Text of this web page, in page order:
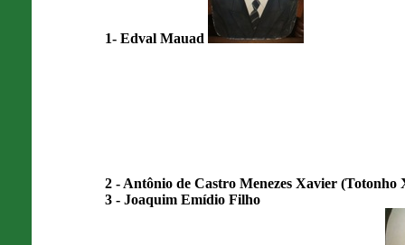
1- Edval Mauad
2 - Antônio de Castro Menezes Xavier (Totonho
3 - Joaquim Emídio Filho